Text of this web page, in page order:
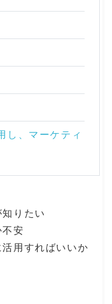
し、マーケティ
りたい
安
用すればいいか